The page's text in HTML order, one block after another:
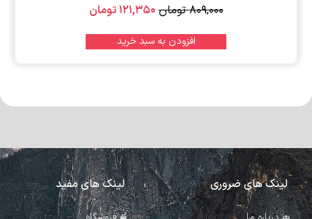
۸۰۹,۰۰۰ تومان۱۲۱,۳۵۰تومان
افزودن به سبد خرید
لینک های ضروری لینک های مفید